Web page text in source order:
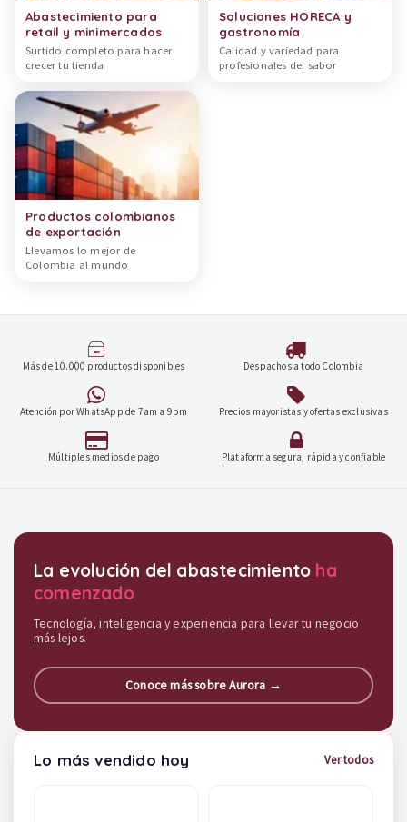
Abastecimiento para
retail y minimercados
Surtido completo para hacer
crecer tu tienda
Soluciones HORECA y
gastronomía
Calidad y variedad para
profesionales del sabor
Productos colombianos
de exportación
Llevamos lo mejor de
Colombia al mundo
Más de 10.000 productos disponibles Despachos a todo Colombia
Atención por WhatsApp de 7am a 9pm Precios mayoristas y ofertas exclusivas
Múltiples medios de pago Plataforma segura, rápida y confiable
Destacados y soluciones
La evolución del abastecimiento ha
comenzado
Tecnología, inteligencia y experiencia para llevar tu negocio
más lejos.
Conoce más sobre Aurora →
Lo más vendido hoy Ver todos